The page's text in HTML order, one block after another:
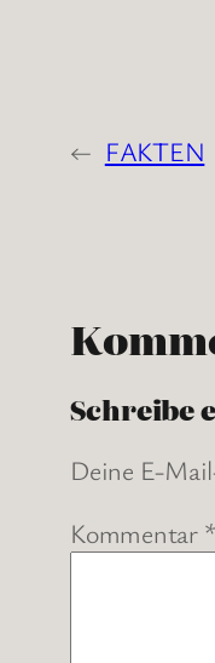
← FAKTEN
Schreibe
Deine E-
Kommentar *